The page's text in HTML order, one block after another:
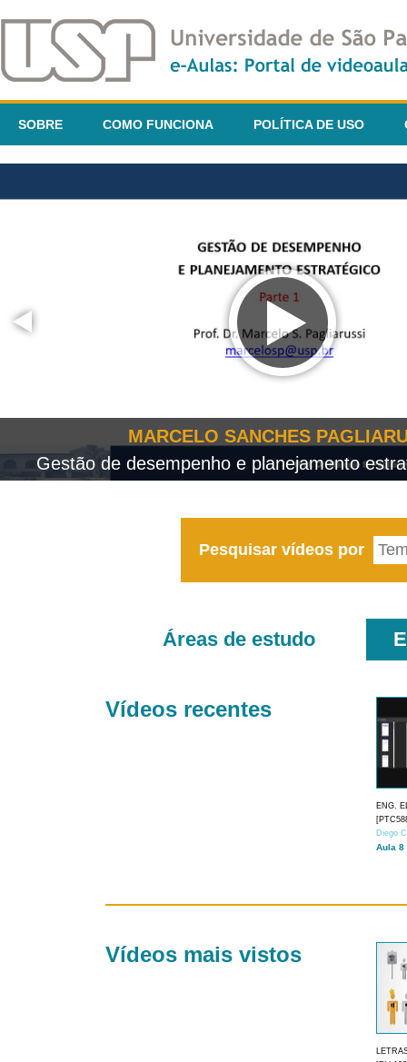
SOBRE COMO FUNCIONA POLÍTICA DE USO
MARCELO SANCHES
Gestão de desempenho e planejamento
Pesquisar vídeos por
Áreas de estudo
Vídeos recentes
ENG.
Diego
Aula 8
Vídeos mais vistos